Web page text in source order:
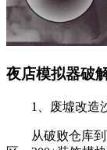
夜店模拟器破
1、废墟改造沙
从破败仓库到